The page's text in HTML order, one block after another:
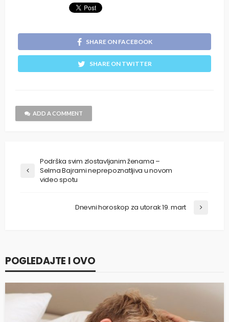
SHARE ON FACEBOOK
SHARE ON TWITTER
ADD A COMMENT
Podrška svim zlostavljanim ženama –
Selma Bajrami neprepoznatljiva u novom
video spotu
Dnevni horoskop za utorak 19. mart
POGLEDAJTE I OVO